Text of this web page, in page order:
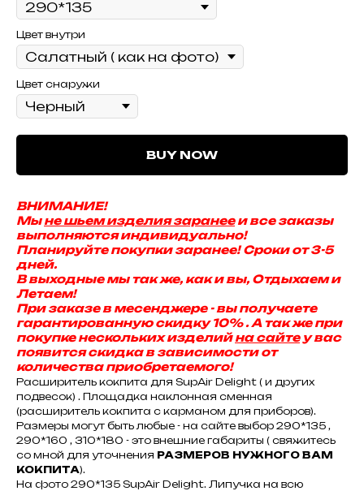
Цвет внутри
Цвет снаружи
BUY NOW
ВНИМАНИЕ!
Мыне шьем изделия заранееи все заказы
выполняются индивидуально!
Планируйте покупки заранее! Сроки от 3-5
дней.
В выходные мы так же, как и вы, Отдыхаем и
Летаем!
При заказе в месенджере - вы получаете
гарантированную скидку 10% . А так же при
покупке нескольких изделийна сайтеу вас
появится скидка в зависимости от
количества приобретаемого!
Расширитель кокпита для SupAir Delight ( и других
подвесок) . Площадка наклонная сменная
(расширитель кокпита с карманом для приборов).
Размеры могут быть любые - на сайте выбор 290*135 ,
290*160 , 310*180 - это внешние габариты ( свяжитесь
со мной для уточнения РАЗМЕРОВ НУЖНОГО ВАМ
КОКПИТА).
На фото 290*135 SupAir Delight. Липучка на всю